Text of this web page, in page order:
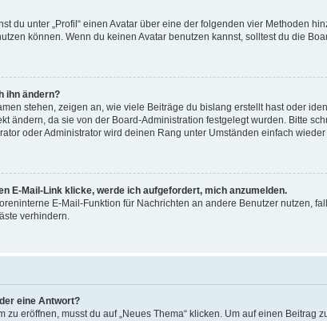
du unter „Profil“ einen Avatar über eine der folgenden vier Methoden
können. Wenn du keinen Avatar benutzen kannst, solltest du die
ihn ändern?
stehen, zeigen an, wie viele Beiträge du bislang erstellt hast oder
ändern, da sie von der Board-Administration festgelegt wurden. Bitte
oder Administrator wird deinen Rang unter Umständen einfach
E-Mail-Link klicke, werde ich aufgefordert, mich anzumelden.
E-Mail-Funktion für Nachrichten an andere Benutzer nutzen,
verhindern.
eine Antwort?
zu eröffnen, musst du auf „Neues Thema“ klicken. Um auf einen Beitrag